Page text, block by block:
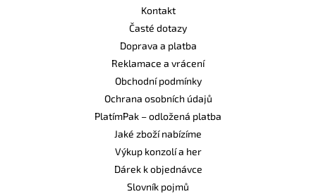
Kontakt
Časté dotazy
Doprava a platba
Reklamace a vrácení
Obchodní podmínky
Ochrana osobních údajů
PlatímPak – odložená platba
Jaké zboží nabízíme
Výkup konzolí a her
Dárek k objednávce
Slovník pojmů